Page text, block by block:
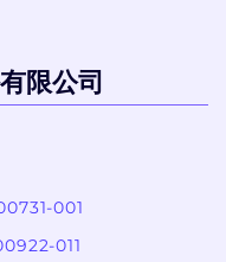
限公司
001
011